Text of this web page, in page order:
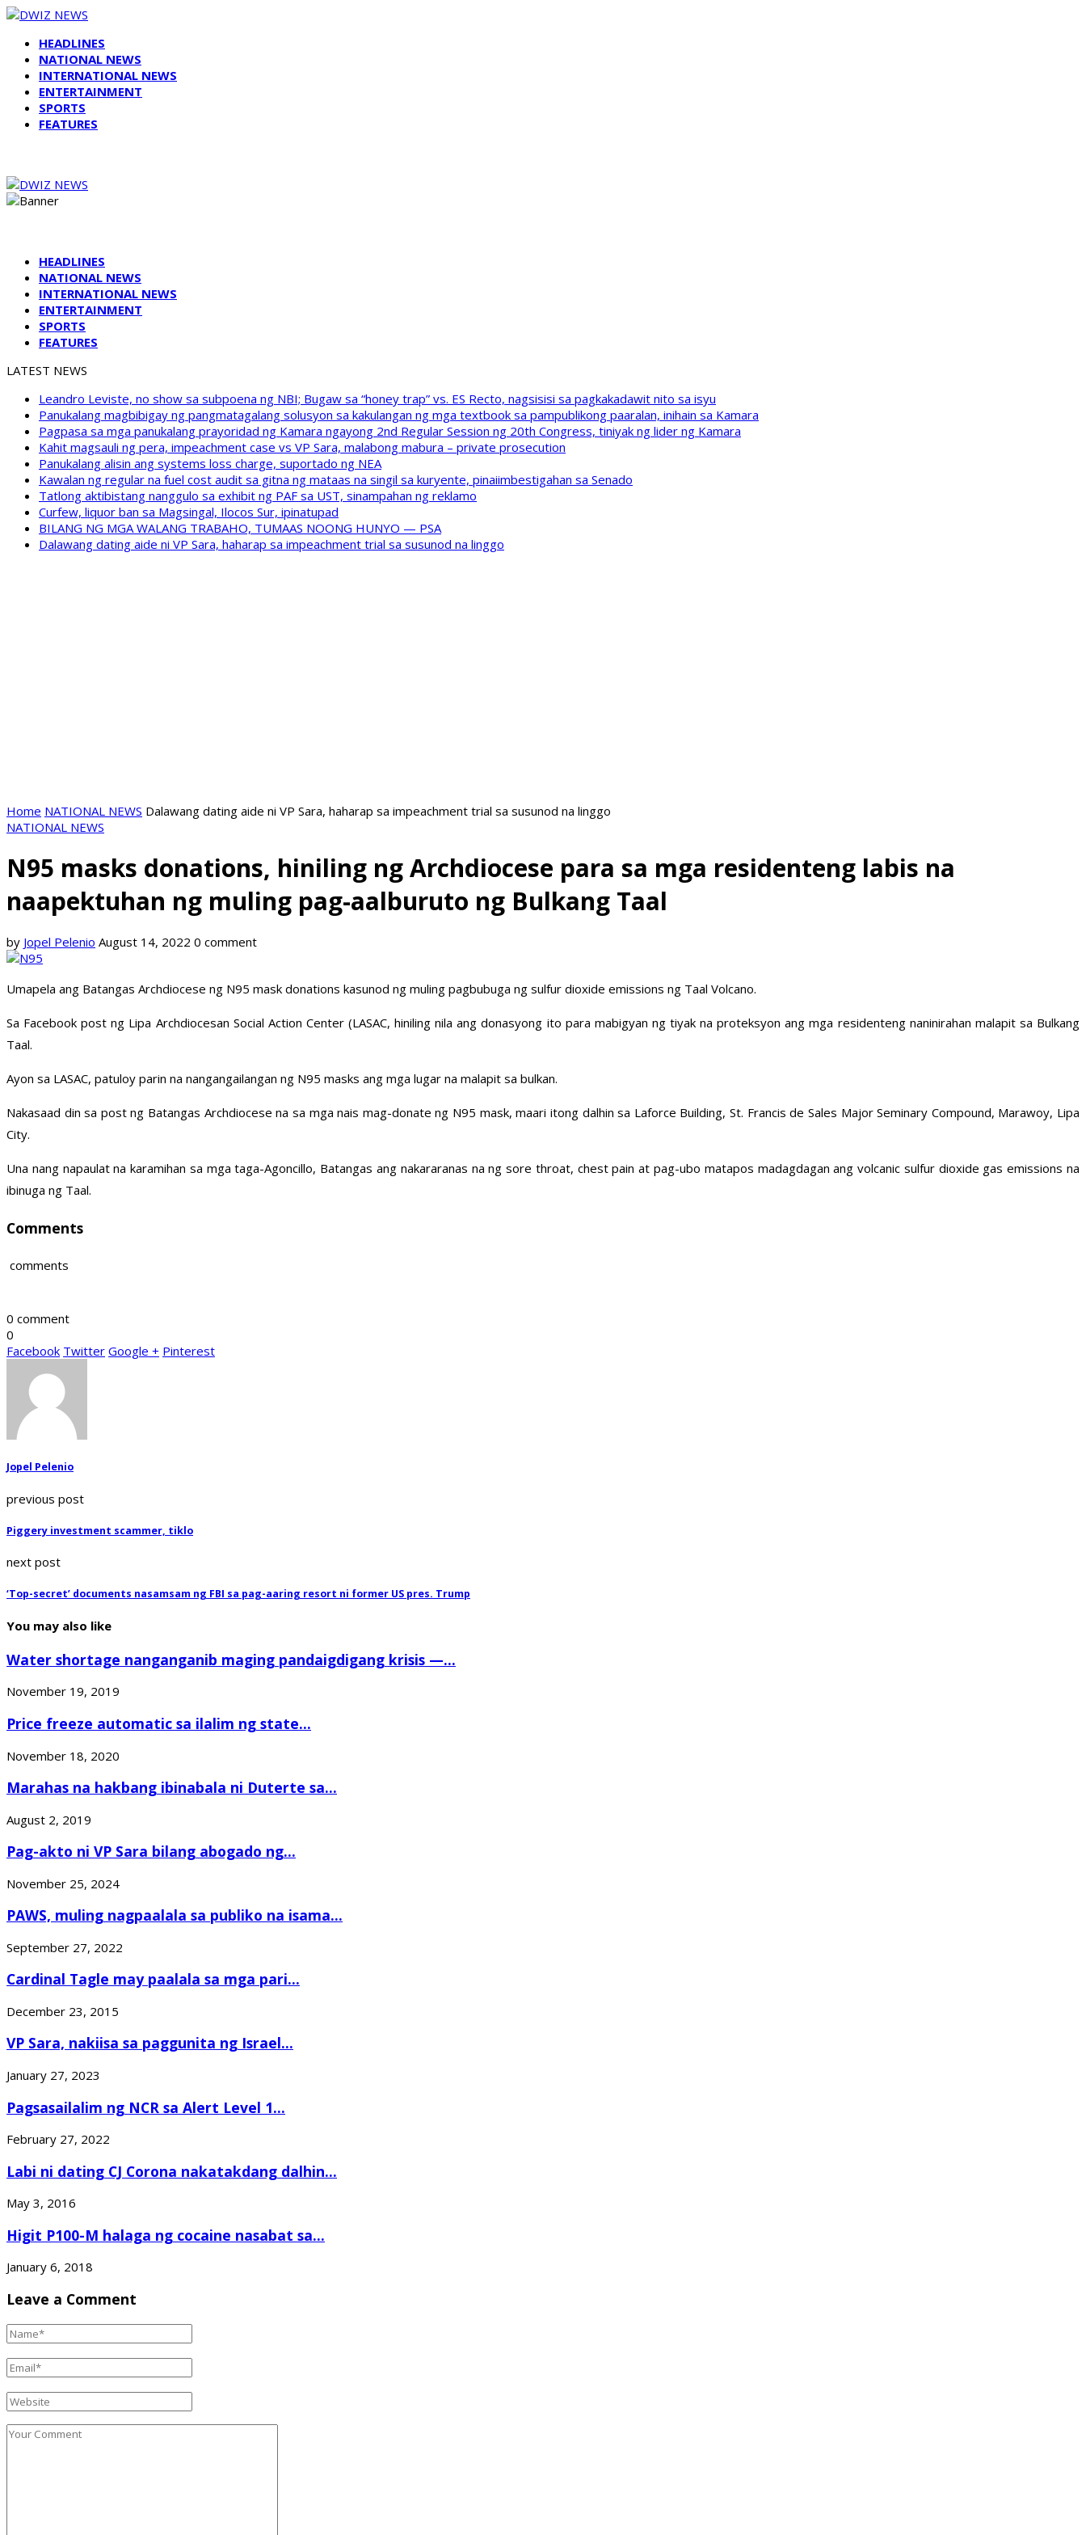
HEADLINES
NATIONAL NEWS
INTERNATIONAL NEWS
ENTERTAINMENT
SPORTS
FEATURES
HEADLINES
NATIONAL NEWS
INTERNATIONAL NEWS
ENTERTAINMENT
SPORTS
FEATURES
LATEST NEWS
Leandro Leviste, no show sa subpoena ng NBI; Bugaw sa “honey trap” vs. ES Recto, nagsisisi sa pagkakadawit nito sa isyu
Panukalang magbibigay ng pangmatagalang solusyon sa kakulangan ng mga textbook sa pampublikong paaralan, inihain sa Kamara
Pagpasa sa mga panukalang prayoridad ng Kamara ngayong 2nd Regular Session ng 20th Congress, tiniyak ng lider ng Kamara
Kahit magsauli ng pera, impeachment case vs VP Sara, malabong mabura – private prosecution
Panukalang alisin ang systems loss charge, suportado ng NEA
Kawalan ng regular na fuel cost audit sa gitna ng mataas na singil sa kuryente, pinaiimbestigahan sa Senado
Tatlong aktibistang nanggulo sa exhibit ng PAF sa UST, sinampahan ng reklamo
Curfew, liquor ban sa Magsingal, Ilocos Sur, ipinatupad
BILANG NG MGA WALANG TRABAHO, TUMAAS NOONG HUNYO — PSA
Dalawang dating aide ni VP Sara, haharap sa impeachment trial sa susunod na linggo
Home NATIONAL NEWS Dalawang dating aide ni VP Sara, haharap sa impeachment trial sa susunod na linggo
NATIONAL NEWS
N95 masks donations, hiniling ng Archdiocese para sa mga residenteng labis na
naapektuhan ng muling pag-aalburuto ng Bulkang Taal
by Jopel Pelenio August 14, 2022 0 comment
Umapela ang Batangas Archdiocese ng N95 mask donations kasunod ng muling pagbubuga ng sulfur dioxide emissions ng Taal Volcano.
Sa Facebook post ng Lipa Archdiocesan Social Action Center (LASAC, hiniling nila ang donasyong ito para mabigyan ng tiyak na proteksyon ang mga residenteng naninirahan malapit sa Bulkang
Taal.
Ayon sa LASAC, patuloy parin na nangangailangan ng N95 masks ang mga lugar na malapit sa bulkan.
Nakasaad din sa post ng Batangas Archdiocese na sa mga nais mag-donate ng N95 mask, maari itong dalhin sa Laforce Building, St. Francis de Sales Major Seminary Compound, Marawoy, Lipa
City.
Una nang napaulat na karamihan sa mga taga-Agoncillo, Batangas ang nakararanas na ng sore throat, chest pain at pag-ubo matapos madagdagan ang volcanic sulfur dioxide gas emissions na
ibinuga ng Taal.
Comments
comments
0 comment
0
Facebook Twitter Google + Pinterest
Jopel Pelenio
previous post
Piggery investment scammer, tiklo
next post
‘Top-secret’ documents nasamsam ng FBI sa pag-aaring resort ni former US pres. Trump
You may also like
Water shortage nanganganib maging pandaigdigang krisis —...
November 19, 2019
Price freeze automatic sa ilalim ng state...
November 18, 2020
Marahas na hakbang ibinabala ni Duterte sa...
August 2, 2019
Pag-akto ni VP Sara bilang abogado ng...
November 25, 2024
PAWS, muling nagpaalala sa publiko na isama...
September 27, 2022
Cardinal Tagle may paalala sa mga pari...
December 23, 2015
VP Sara, nakiisa sa paggunita ng Israel...
January 27, 2023
Pagsasailalim ng NCR sa Alert Level 1...
February 27, 2022
Labi ni dating CJ Corona nakatakdang dalhin...
May 3, 2016
Higit P100-M halaga ng cocaine nasabat sa...
January 6, 2018
Leave a Comment